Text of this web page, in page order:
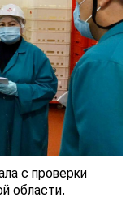
с проверки
области.